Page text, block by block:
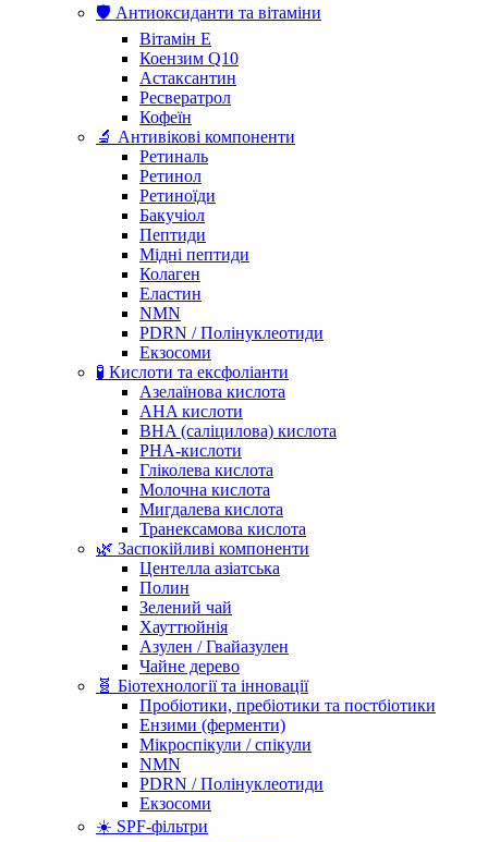
🛡️ Антиоксиданти та вітаміни
Вітамін Е
Коензим Q10
Астаксантин
Ресвератрол
Кофеїн
🔬 Антивікові компоненти
Ретиналь
Ретинол
Ретиноїди
Бакучіол
Пептиди
Мідні пептиди
Колаген
Еластин
NMN
PDRN / Полінуклеотиди
Екзосоми
🧪 Кислоти та ексфоліанти
Азелаїнова кислота
AHA кислоти
BHA (саліцилова) кислота
PHA-кислоти
Гліколева кислота
Молочна кислота
Мигдалева кислота
Транексамова кислота
🌿 Заспокійливі компоненти
Центелла азіатська
Полин
Зелений чай
Хауттюйнія
Азулен / Гвайазулен
Чайне дерево
🧬 Біотехнології та інновації
Пробіотики, пребіотики та постбіотики
Ензими (ферменти)
Мікроспікули / спікули
NMN
PDRN / Полінуклеотиди
Екзосоми
☀️ SPF-фільтри